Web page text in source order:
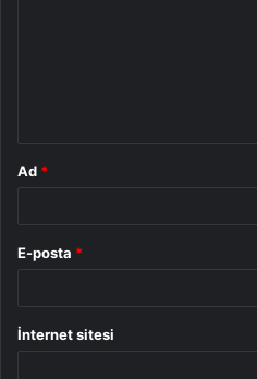
Ad *
E-posta *
İnternet sitesi